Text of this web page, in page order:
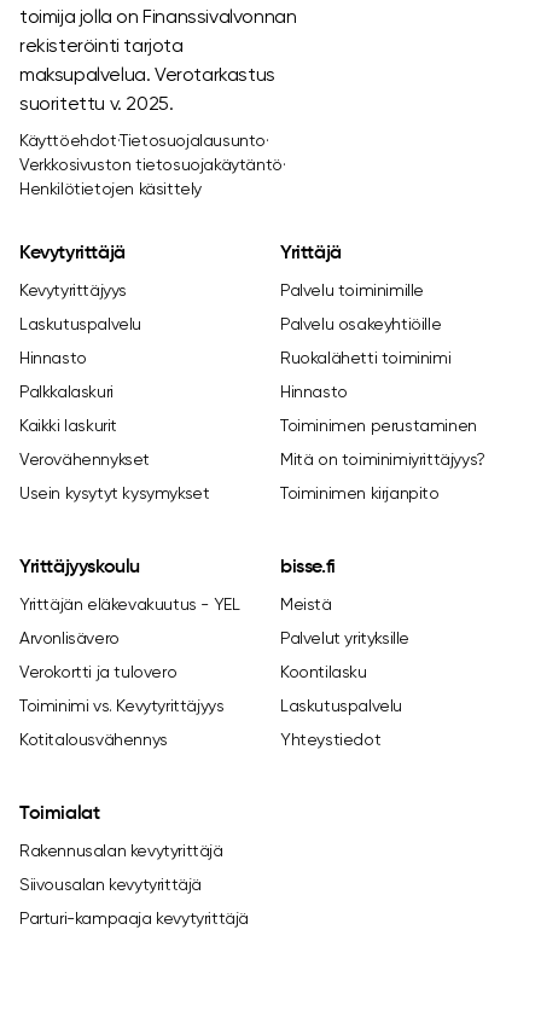
toimija jolla on Finanssivalvonnan
rekisteröinti tarjota
maksupalvelua. Verotarkastus
suoritettu v. 2025.
Käyttöehdot·Tietosuojalausunto·
Verkkosivuston tietosuojakäytäntö·
Henkilötietojen käsittely
Kevytyrittäjä
Kevytyrittäjyys
Laskutuspalvelu
Hinnasto
Palkkalaskuri
Kaikki laskurit
Verovähennykset
Usein kysytyt kysymykset
Yrittäjä
Palvelu toiminimille
Palvelu osakeyhtiöille
Ruokalähetti toiminimi
Hinnasto
Toiminimen perustaminen
Mitä on toiminimiyrittäjyys?
Toiminimen kirjanpito
Yrittäjyyskoulu
Yrittäjän eläkevakuutus - YEL
Arvonlisävero
Verokortti ja tulovero
Toiminimi vs. Kevytyrittäjyys
Kotitalousvähennys
bisse.fi
Meistä
Palvelut yrityksille
Koontilasku
Laskutuspalvelu
Yhteystiedot
Toimialat
Rakennusalan kevytyrittäjä
Siivousalan kevytyrittäjä
Parturi-kampaaja kevytyrittäjä